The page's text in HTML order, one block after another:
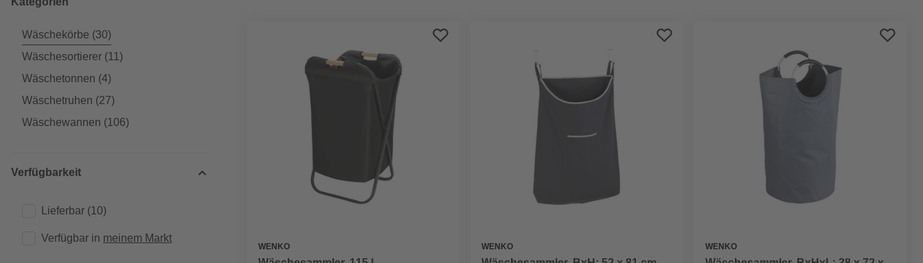
Wäschekörbe (30)
Wäschesortierer (11)
Wäschetonnen (4)
Wäschetruhen (27)
Wäschewannen (106)
Verfügbarkeit
Lieferbar (10)
Verfügbar in meinem Markt
WENKO WENKO WENKO